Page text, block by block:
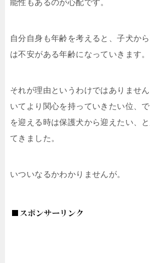
能性もあるのが心配です。
自分自身も年齢を考えると、子犬か
は不安がある年齢になっていきます。
それが理由というわけではありませ
いてより関心を持っていきたい位、
を迎える時は保護犬から迎えたい、
てきました。
いついなるかわかりませんが。